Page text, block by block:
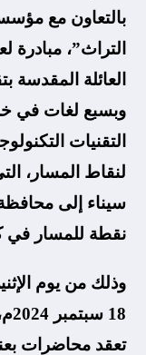
بالتعاون مع
التراث”،
وبسبع لغات في
التقنيات
لنقاط المسار،
نقطة للمسار في
تعقد محاضرات